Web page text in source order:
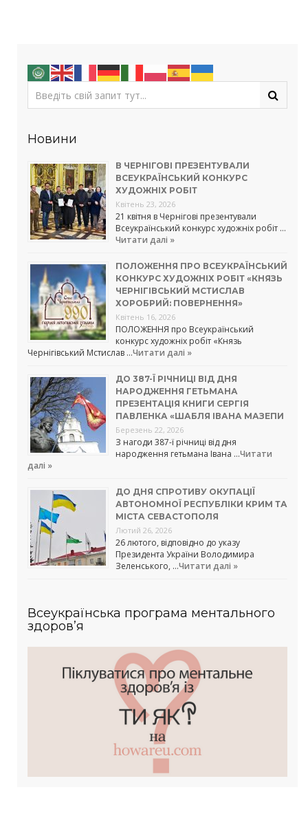
Новини
В ЧЕРНІГОВІ ПРЕЗЕНТУВАЛИ
ВСЕУКРАЇНСЬКИЙ КОНКУРС
ХУДОЖНІХ РОБІТ
Квітень 23, 2026
21 квітня в Чернігові презентували
Всеукраїнський конкурс художніх робіт …
Читати далі »
ПОЛОЖЕННЯ ПРО ВСЕУКРАЇНСЬКИЙ
КОНКУРС ХУДОЖНІХ РОБІТ «КНЯЗЬ
ЧЕРНІГІВСЬКИЙ МСТИСЛАВ
ХОРОБРИЙ: ПОВЕРНЕННЯ»
Квітень 16, 2026
ПОЛОЖЕННЯ про Всеукраїнський
конкурс художніх робіт «Князь
Чернігівський Мстислав …Читати далі »
ДО 387-Ї РІЧНИЦІ ВІД ДНЯ
НАРОДЖЕННЯ ГЕТЬМАНА
ПРЕЗЕНТАЦІЯ КНИГИ СЕРГІЯ
ПАВЛЕНКА «ШАБЛЯ ІВАНА МАЗЕПИ
Березень 22, 2026
З нагоди 387-ї річниці від дня
народження гетьмана Івана …Читати
далі »
ДО ДНЯ СПРОТИВУ ОКУПАЦІЇ
АВТОНОМНОЇ РЕСПУБЛІКИ КРИМ ТА
МІСТА СЕВАСТОПОЛЯ
Лютий 26, 2026
26 лютого, відповідно до указу
Президента України Володимира
Зеленського, …Читати далі »
Всеукраїнська програма ментального
здоров’я